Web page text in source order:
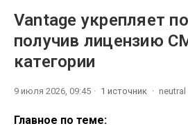
Vantage укрепляет
получив лицензию
категории
9 июля 2026, 09:45 1 источник neutral
Главное по теме: